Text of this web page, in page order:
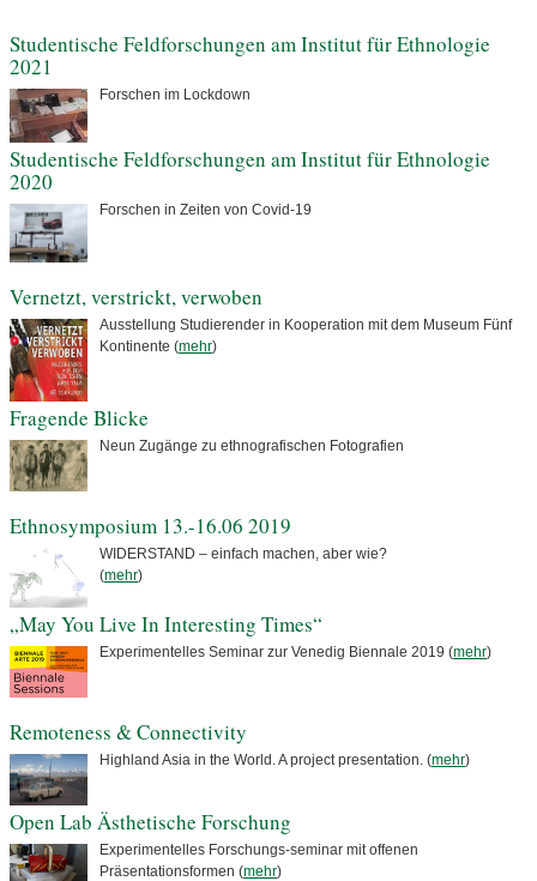
Studentische Feldforschungen am Institut für Ethnologie
2021
Forschen im Lockdown
Studentische Feldforschungen am Institut für Ethnologie
2020
Forschen in Zeiten von Covid-19
Vernetzt, verstrickt, verwoben
Ausstellung Studierender in Kooperation mit dem Museum Fünf
Kontinente (mehr)
Fragende Blicke
Neun Zugänge zu ethnografischen Fotografien
Ethnosymposium 13.-16.06 2019
WIDERSTAND – einfach machen, aber wie?
(mehr)
„May You Live In Interesting Times“
Experimentelles Seminar zur Venedig Biennale 2019 (mehr)
Remoteness & Connectivity
Highland Asia in the World. A project presentation. (mehr)
Open Lab Ästhetische Forschung
Experimentelles Forschungs-seminar mit offenen
Präsentationsformen (mehr)